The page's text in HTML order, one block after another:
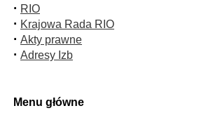
· RIO
· Krajowa Rada RIO
· Akty prawne
· Adresy Izb
Menu główne